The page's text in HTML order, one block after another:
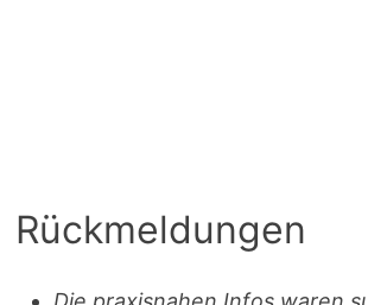
Rückmeldungen